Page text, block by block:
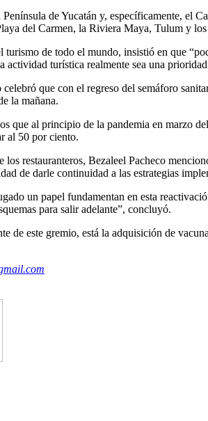
de Yucatán y, específicamente, el
del Carmen, la Riviera Maya, Tulum y
turismo de todo el mundo, insistió en que
actividad turística realmente sea una
que con el regreso del semáforo
la mañana.
que al principio de la pandemia en marzo
al 50 por ciento.
restauranteros, Bezaleel Pacheco
de darle continuidad a las estrategias
un papel fundamentan en esta
para salir adelante”, concluyó.
de este gremio, está la adquisición de